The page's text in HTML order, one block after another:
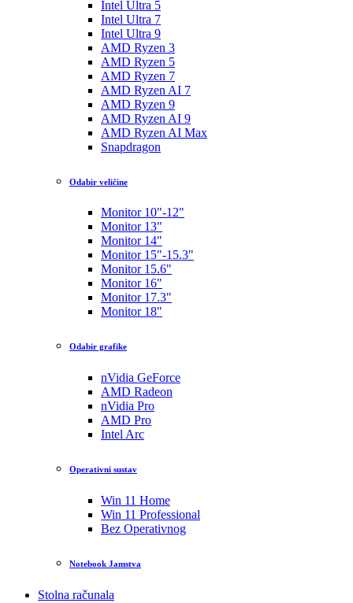
Intel Ultra 5
Intel Ultra 7
Intel Ultra 9
AMD Ryzen 3
AMD Ryzen 5
AMD Ryzen 7
AMD Ryzen AI 7
AMD Ryzen 9
AMD Ryzen AI 9
AMD Ryzen AI Max
Snapdragon
Odabir veličine
Monitor 10"-12"
Monitor 13"
Monitor 14"
Monitor 15"-15.3"
Monitor 15.6"
Monitor 16"
Monitor 17.3"
Monitor 18"
Odabir grafike
nVidia GeForce
AMD Radeon
nVidia Pro
AMD Pro
Intel Arc
Operativni sustav
Win 11 Home
Win 11 Professional
Bez Operativnog
Notebook Jamstva
Stolna računala